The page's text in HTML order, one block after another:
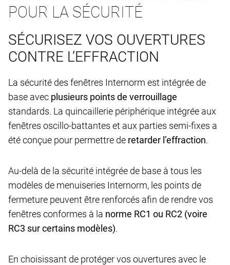
POUR LA SÉCURITÉ
SÉCURISEZ VOS OUVERTURES
CONTRE L’EFFRACTION
La sécurité des fenêtres Internorm est intégrée de
base avec plusieurs points de verrouillage
standards. La quincaillerie périphérique intégrée aux
fenêtres oscillo-battantes et aux parties semi-fixes a
été conçue pour permettre de retarder l’effraction.
Au-delà de la sécurité intégrée de base à tous les
modèles de menuiseries Internorm, les points de
fermeture peuvent être renforcés afin de rendre vos
fenêtres conformes à la norme RC1 ou RC2 (voire
RC3 sur certains modèles).
En choisissant de protéger vos ouvertures avec le